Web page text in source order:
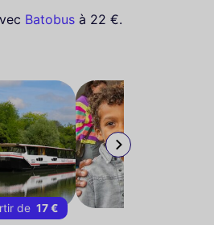
Batobus à 22 €.
de 17 €